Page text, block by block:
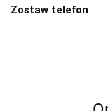
Zostaw telefon